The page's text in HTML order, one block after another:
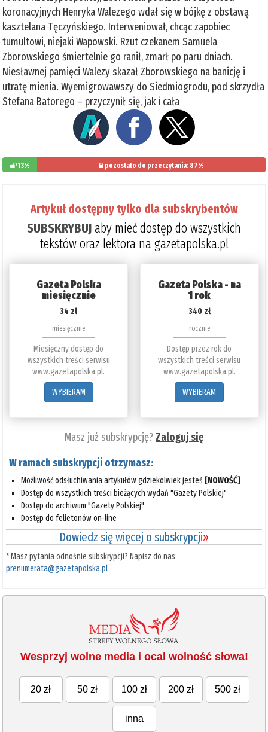
koronacyjnych Henryka Walezego wdał się w bójkę z obstawą
kasztelana Tęczyńskiego. Interweniował, chcąc zapobiec
tumultowi, niejaki Wapowski. Rzut czekanem Samuela
Zborowskiego śmiertelnie go ranił, zmarł po paru dniach.
Niesławnej pamięci Walezy skazał Zborowskiego na banicję i
utratę mienia. Wyemigrowawszy do Siedmiogrodu, pod skrzydła
Stefana Batorego – przyczynił się, jak i cała
13% pozostało do przeczytania: 87%
Artykuł dostępny tylko dla subskrybentów
SUBSKRYBUJaby mieć dostęp do wszystkich
tekstów oraz lektora na gazetapolska.pl
Gazeta Polska
miesięcznie
34 zł
miesięcznie
Miesięczny dostęp do
wszystkich treści serwisu
www.gazetapolska.pl.
WYBIERAM
Gazeta Polska - na
1 rok
340 zł
rocznie
Dostęp przez rok do
wszystkich treści serwisu
www.gazetapolska.pl.
WYBIERAM
Masz już subskrypcję?Zaloguj się
W ramach subskrypcji otrzymasz:
Możliwość odsłuchiwania artykułów gdziekolwiek jesteś [NOWOŚĆ]
Dostęp do wszystkich treści bieżących wydań "Gazety Polskiej"
Dostęp do archiwum "Gazety Polskiej"
Dostęp do felietonów on-line
Dowiedz się więcej o subskrypcji»
*Masz pytania odnośnie subskrypcji? Napisz do nas
prenumerata@gazetapolska.pl
Wesprzyj wolne media i ocal wolność słowa!
20 zł 50 zł 100 zł 200 zł 500 zł
inna